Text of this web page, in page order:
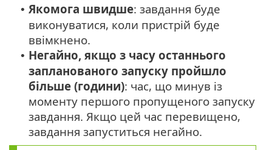
• Якомога швидше: завдання буде
виконуватися, коли пристрій буде
ввімкнено.
• Негайно, якщо з часу останнього
запланованого запуску пройшло
більше (години): час, що минув із
моменту першого пропущеного запуску
завдання. Якщо цей час перевищено,
завдання запуститься негайно.